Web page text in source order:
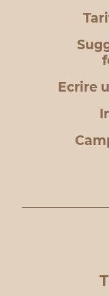
Ecrire